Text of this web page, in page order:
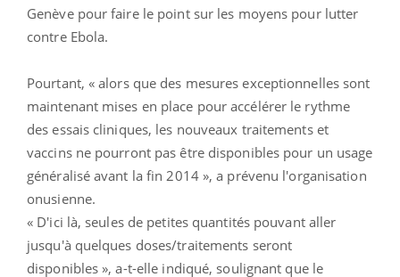
Genève pour faire le point sur les moyens pour lutter
contre Ebola.
Pourtant, « alors que des mesures exceptionnelles sont
maintenant mises en place pour accélérer le rythme
des essais cliniques, les nouveaux traitements et
vaccins ne pourront pas être disponibles pour un usage
généralisé avant la fin 2014 », a prévenu l'organisation
onusienne.
« D'ici là, seules de petites quantités pouvant aller
jusqu'à quelques doses/traitements seront
disponibles », a-t-elle indiqué, soulignant que le